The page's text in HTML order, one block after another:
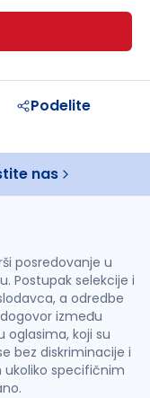
Podelite
nas
posredovanje u
Postupak selekcije i
a odredbe
između
oglasima, koji su
bez diskriminacije i
ukoliko specifičnim